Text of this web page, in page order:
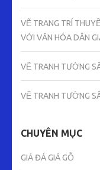
VẼ TRANG TRÍ
VỚI VĂN HÓA DÂN
VẼ TRANH TƯỜNG
VẼ TRANH TƯỜNG
CHUYÊN MỤC
GIẢ ĐÁ GIẢ GỖ